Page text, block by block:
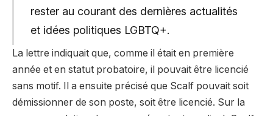
rester au courant des dernières actualités
et idées politiques LGBTQ+.
La lettre indiquait que, comme il était en première
année et en statut probatoire, il pouvait être licencié
sans motif. Il a ensuite précisé que Scalf pouvait soit
démissionner de son poste, soit être licencié. Sur la